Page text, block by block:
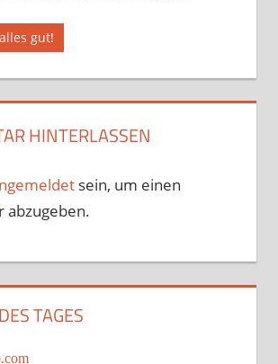
gut!
HINTERLASSEN
sein, um einen
abzugeben.
TAGES